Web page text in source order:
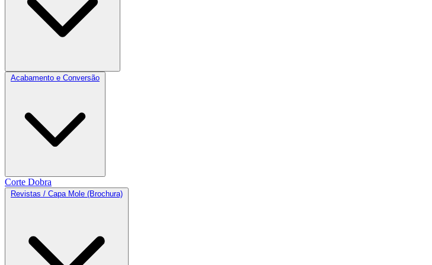
Acabamento e Conversão
Corte Dobra
Revistas / Capa Mole (Brochura)